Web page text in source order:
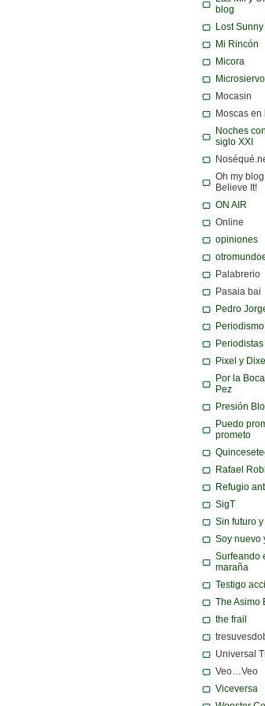
blog
Lost
Mi Rincón
Micora
Mocasin
Moscas en
Noches
siglo XXI
Oh my
Believe It!
ON AIR
Online
opiniones
Palabrerio
Pasaia bai
Pedro
Periodistas
Pixel y
Por la
Pez
Presión
Puedo
prometo
Rafael
Refugio
SigT
Sin futuro
Soy nuevo
Surfeando
maraña
Testigo
The Asimo
the frail
Universal
Veo…Veo
Viceversa